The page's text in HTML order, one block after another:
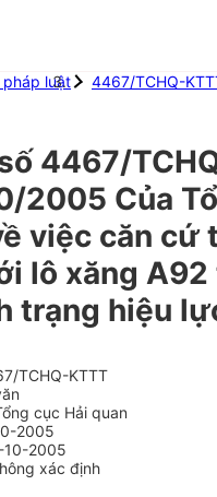
pháp luật 4467/TCHQ-
4467/
2005 Của
việc căn cứ
lô xăng A92
trạng hiệu
TCHQ-KTTT
cục Hải quan
2005
10-2005
xác định